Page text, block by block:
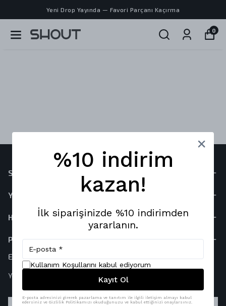
Yeni Drop Yayında — Favori Parçanı Kaçırma
0
Site Haritası
Yardım
Hesabım
Popüler Kategoriler
E-Bülten
Yeni drop'lardan ve sınırlı üretimlerden ilk sen haberdar ol.
%10 indirim
kazan!
İlk siparişinizde %10 indirimden
yararlanın.
Kullanım Koşullarını kabul ediyorum
Kayıt Ol
E-posta adresinizi girerek pazarlama ve tanıtım ile ilgili iletişim almayı kabul
edersiniz ve Gizlilik Politikamızı okuduğunuzu ve kabul ettiğinizi onaylarsınız.